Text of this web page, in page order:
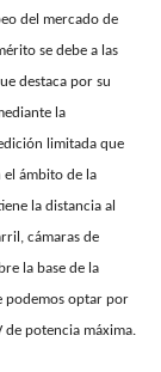
del mercado de
se debe a las
destaca por su
la
limitada que
ámbito de la
la distancia al
cámaras de
la base de la
podemos optar por
de potencia máxima.